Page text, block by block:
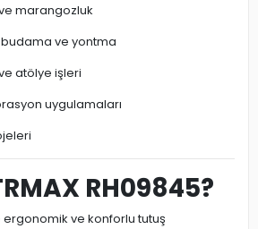
marangozluk
budama ve yontma
atölye işleri
uygulamaları
RH09845?
ergonomik ve konforlu tutuş